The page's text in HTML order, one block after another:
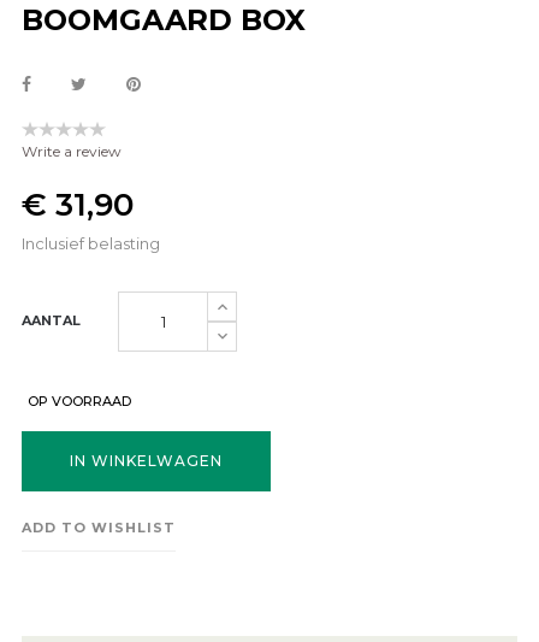
BOOMGAARD BOX
Write a review
€ 31,90
Inclusief belasting
AANTAL
OP VOORRAAD
IN WINKELWAGEN
ADD TO WISHLIST